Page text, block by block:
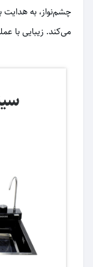
چشم‌نواز، به
می‌کند. زیبایی با